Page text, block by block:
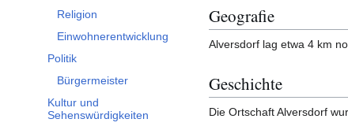
Religion
Einwohnerentwicklung
Politik
Bürgermeister
Kultur und
Sehenswürdigkeiten
Unterabschnitt Kultur und Sehenswürdigkeiten umschalten
Geografie
Alversdorf lag etwa 4 km
Geschichte
Die Ortschaft Alversdorf